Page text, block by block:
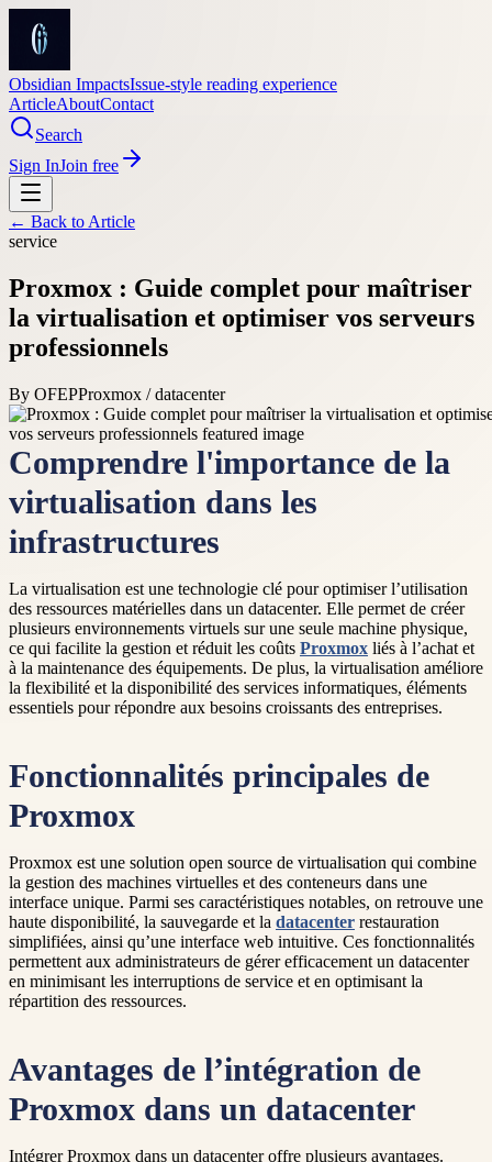
Obsidian ImpactsIssue-style reading experience
ArticleAboutContact
Search
Sign InJoin free
← Back to Article
service
Proxmox : Guide complet pour maîtriser
la virtualisation et optimiser vos serveurs
professionnels
By OFEPProxmox / datacenter
Comprendre l'importance de la
virtualisation dans les
infrastructures
La virtualisation est une technologie clé pour optimiser l’utilisation
des ressources matérielles dans un datacenter. Elle permet de créer
plusieurs environnements virtuels sur une seule machine physique,
ce qui facilite la gestion et réduit les coûts Proxmox liés à l’achat et
à la maintenance des équipements. De plus, la virtualisation améliore
la flexibilité et la disponibilité des services informatiques, éléments
essentiels pour répondre aux besoins croissants des entreprises.
Fonctionnalités principales de
Proxmox
Proxmox est une solution open source de virtualisation qui combine
la gestion des machines virtuelles et des conteneurs dans une
interface unique. Parmi ses caractéristiques notables, on retrouve une
haute disponibilité, la sauvegarde et la datacenter restauration
simplifiées, ainsi qu’une interface web intuitive. Ces fonctionnalités
permettent aux administrateurs de gérer efficacement un datacenter
en minimisant les interruptions de service et en optimisant la
répartition des ressources.
Avantages de l’intégration de
Proxmox dans un datacenter
Intégrer Proxmox dans un datacenter offre plusieurs avantages.